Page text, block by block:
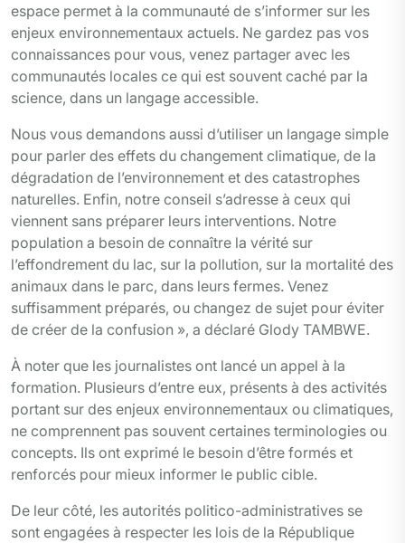
espace permet à la communauté de s’informer sur les
enjeux environnementaux actuels. Ne gardez pas vos
connaissances pour vous, venez partager avec les
communautés locales ce qui est souvent caché par la
science, dans un langage accessible.
Nous vous demandons aussi d’utiliser un langage simple
pour parler des effets du changement climatique, de la
dégradation de l’environnement et des catastrophes
naturelles. Enfin, notre conseil s’adresse à ceux qui
viennent sans préparer leurs interventions. Notre
population a besoin de connaître la vérité sur
l’effondrement du lac, sur la pollution, sur la mortalité des
animaux dans le parc, dans leurs fermes. Venez
suffisamment préparés, ou changez de sujet pour éviter
de créer de la confusion », a déclaré Glody TAMBWE.
À noter que les journalistes ont lancé un appel à la
formation. Plusieurs d’entre eux, présents à des activités
portant sur des enjeux environnementaux ou climatiques,
ne comprennent pas souvent certaines terminologies ou
concepts. Ils ont exprimé le besoin d’être formés et
renforcés pour mieux informer le public cible.
De leur côté, les autorités politico-administratives se
sont engagées à respecter les lois de la République